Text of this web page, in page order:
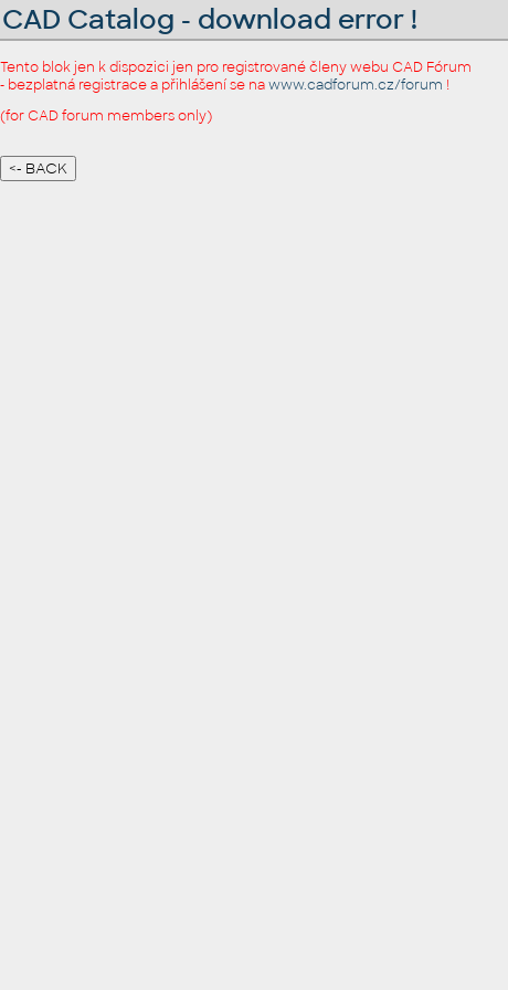
CAD Catalog - download error !
Tento blok jen k dispozici jen pro registrované členy webu CAD Fórum
- bezplatná registrace a přihlášení se nawww.cadforum.cz/forum !
(for CAD forum members only)